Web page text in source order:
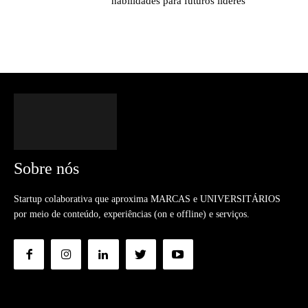
Sobre nós
Startup colaborativa que aproxima MARCAS e UNIVERSITÁRIOS
por meio de conteúdo, experiências (on e offline) e serviços.